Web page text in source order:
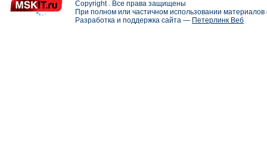
Copyright . Все права защищены
При полном или частичном использовании
Разработка и поддержка сайта — Петерлинк Веб